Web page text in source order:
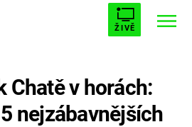
ŽIVĚ
AVENGERS 5
Chatě v horách:
nejzábavnějších